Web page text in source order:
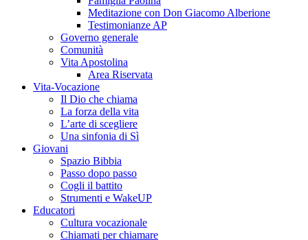
Meditazione con Don Giacomo Alberione
Testimonianze AP
Governo generale
Comunità
Vita Apostolina
Area Riservata
Vita-Vocazione
Il Dio che chiama
La forza della vita
L’arte di scegliere
Una sinfonia di Sì
Giovani
Spazio Bibbia
Passo dopo passo
Cogli il battito
Strumenti e WakeUP
Educatori
Cultura vocazionale
Chiamati per chiamare